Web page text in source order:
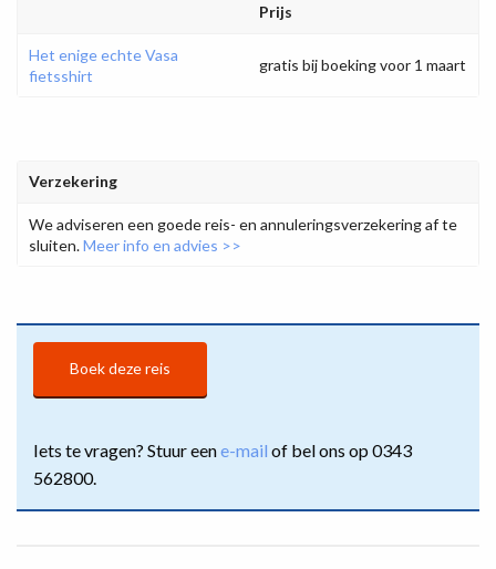
Prijs
Het enige echte Vasa
fietsshirt
gratis bij boeking voor 1 maart
Verzekering
We adviseren een goede reis- en annuleringsverzekering af te
sluiten.Meer info en advies >>
Boek deze reis
Iets te vragen? Stuur eene-mail of bel ons op 0343
562800.